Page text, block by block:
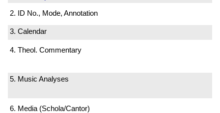
2. ID No., Mode, Annotation
3. Calendar
4. Theol. Commentary
5. Music Analyses
6. Media (Schola/Cantor)